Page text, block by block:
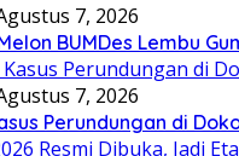
7, 2026
BUMDes Lembu
7, 2026
Perundungan di